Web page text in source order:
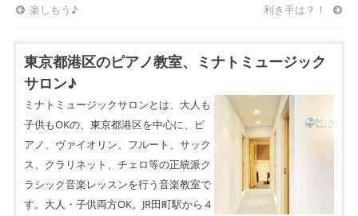
Post
navigation
楽しもう♪ 利き手は？！
東京都港区のピアノ教室、ミナトミュージック
サロン♪
ミナトミュージックサロンとは、大人も
子供もOKの、東京都港区を中心に、ピ
アノ、ヴァイオリン、フルート、サック
ス、クラリネット、チェロ等の正統派ク
ラシック音楽レッスンを行う音楽教室で
す。大人・子供両方OK。JR田町駅から４